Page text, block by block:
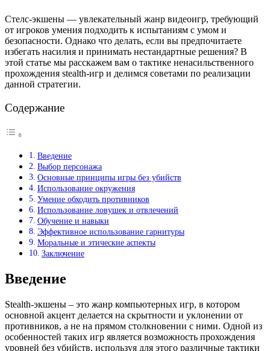
Стелс-экшены — увлекательный жанр видеоигр, требующий
от игроков умения подходить к испытаниям с умом и
безопасности. Однако что делать, если вы предпочитаете
избегать насилия и принимать нестандартные решения? В
этой статье мы расскажем вам о тактике ненасильственного
прохождения stealth-игр и делимся советами по реализации
данной стратегии.
Содержание
Введение
Выбор персонажа
Основные принципы игры без убийств
Использование окружения
Умение обходить противников
Использование ловушек и отвлечений
Обучение и навыки
Эффективное использование гарнитуры
Моральные и этические аспекты
Заключение
Введение
Stealth-экшены – это жанр компьютерных игр, в котором
основной акцент делается на скрытности и уклонении от
противников, а не на прямом столкновении с ними. Одной из
особенностей таких игр является возможность прохождения
уровней без убийств, используя для этого различные тактики